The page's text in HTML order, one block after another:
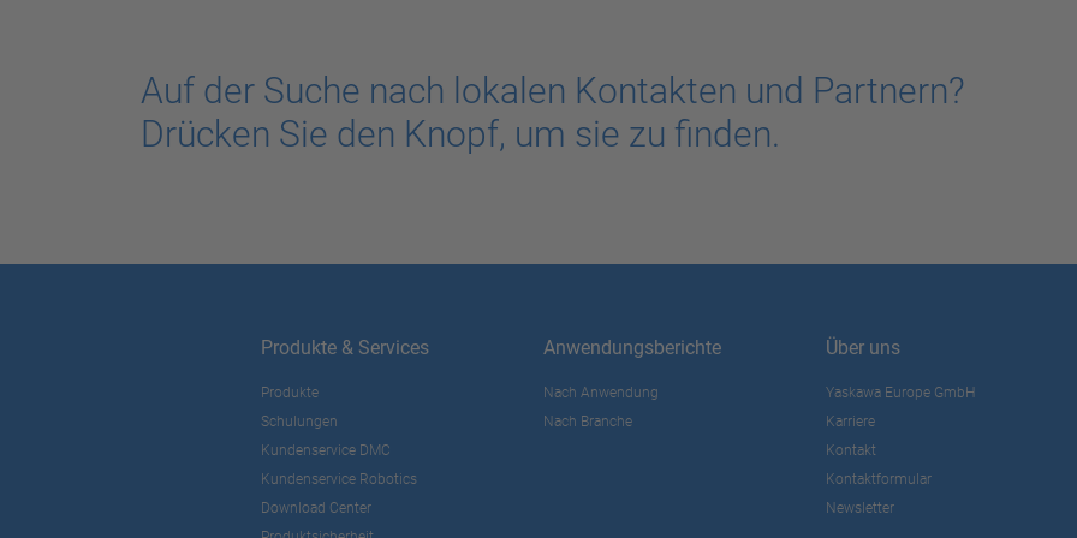
Auf der Suche nach lokalen Kontakten und Partnern?
Drücken Sie den Knopf, um sie zu finden.
Produkte & Services
Produkte
Schulungen
Kundenservice DMC
Kundenservice Robotics
Download Center
Anwendungsberichte
Nach Anwendung
Nach Branche
Über uns
Yaskawa Europe GmbH
Karriere
Kontakt
Kontaktformular
Newsletter